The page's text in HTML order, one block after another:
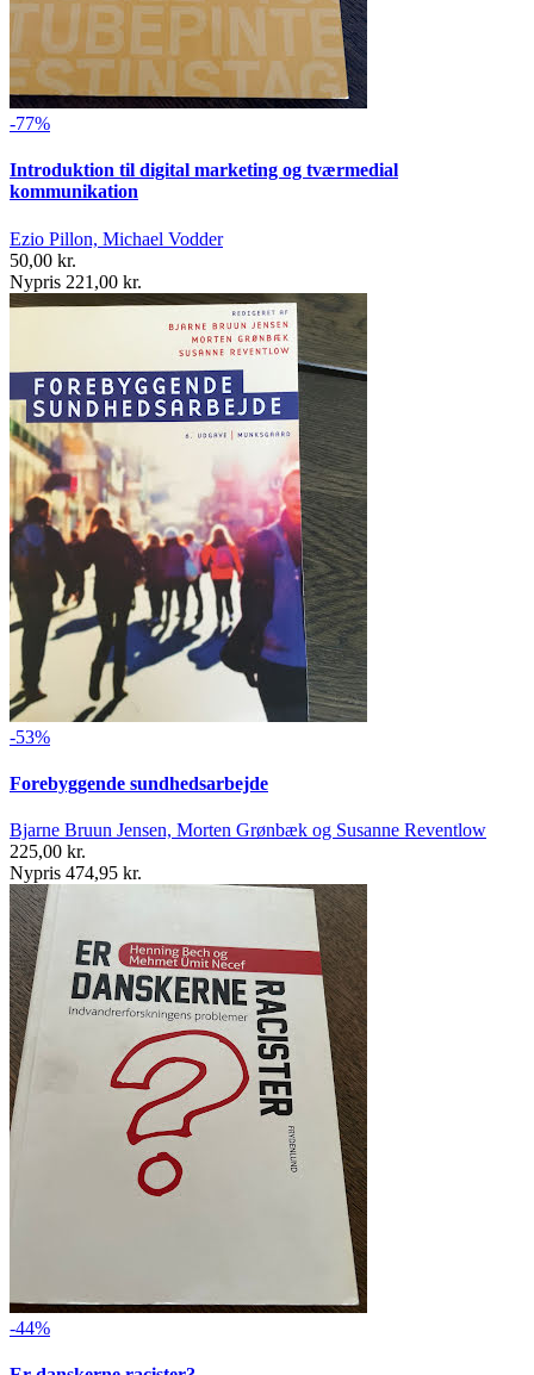
-77%
Introduktion til digital marketing og tværmedial
kommunikation
Ezio Pillon, Michael Vodder
50,00 kr.
Nypris 221,00 kr.
-53%
Forebyggende sundhedsarbejde
Bjarne Bruun Jensen, Morten Grønbæk og Susanne Reventlow
225,00 kr.
Nypris 474,95 kr.
-44%